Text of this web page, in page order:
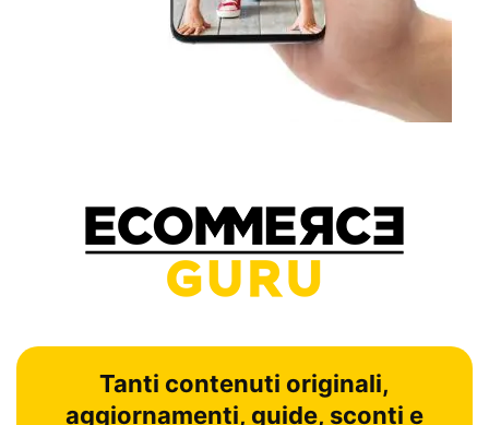
Tanti contenuti originali,
aggiornamenti, guide, sconti e